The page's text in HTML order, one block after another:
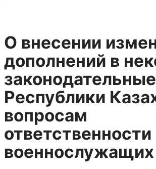
О внесении
дополнений в
Республики
вопросам
ответственности
военнослужащих